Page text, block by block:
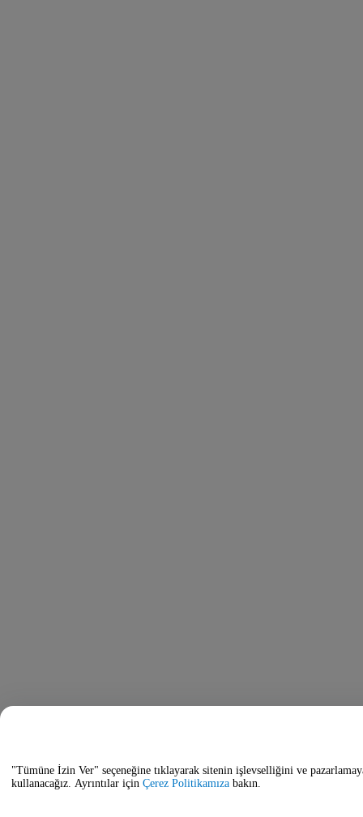
"Tümüne İzin Ver" seçeneğine tıklayarak sitenin işlevselliğini ve
kullanacağız. Ayrıntılar için Çerez Politikamıza bakın.